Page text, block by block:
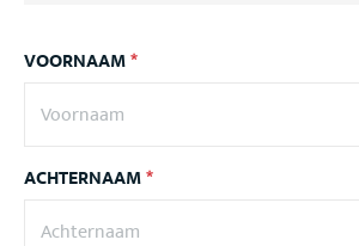
VOORNAAM*
ACHTERNAAM*